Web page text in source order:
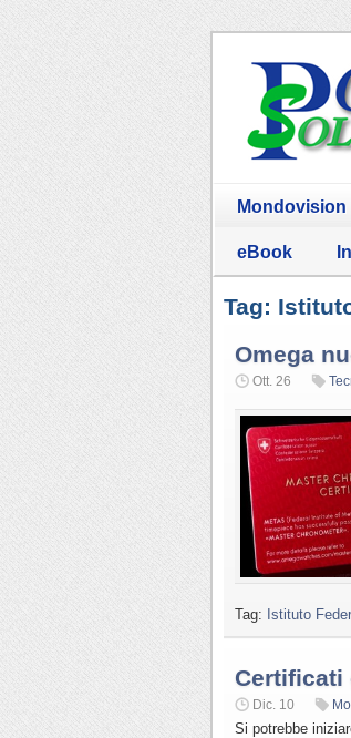
Mondovision
eBook
Tag:
Omega
Ott. 26
Tag: Istituto
Certificati
Dic. 10
Si potrebbe